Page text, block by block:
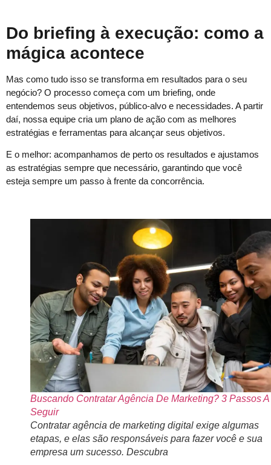
Do briefing à execução: como a
mágica acontece
Mas como tudo isso se transforma em resultados para o seu
negócio? O processo começa com um briefing, onde
entendemos seus objetivos, público-alvo e necessidades. A partir
daí, nossa equipe cria um plano de ação com as melhores
estratégias e ferramentas para alcançar seus objetivos.
E o melhor: acompanhamos de perto os resultados e ajustamos
as estratégias sempre que necessário, garantindo que você
esteja sempre um passo à frente da concorrência.
Buscando Contratar Agência De Marketing? 3 Passos A
Seguir
Contratar agência de marketing digital exige algumas
etapas, e elas são responsáveis para fazer você e sua
empresa um sucesso. Descubra